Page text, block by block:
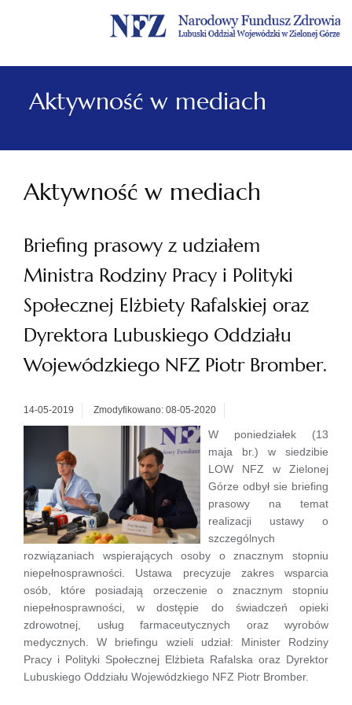
Menu
główne
Menu
lewe
Treść
główna
Szukaj
w
serwisie
Stopka
Aktywność w mediach
Aktywność w mediach
Briefing prasowy z udziałem
Ministra Rodziny Pracy i Polityki
Społecznej Elżbiety Rafalskiej oraz
Dyrektora Lubuskiego Oddziału
Wojewódzkiego NFZ Piotr Bromber.
14-05-2019 Zmodyfikowano: 08-05-2020
W poniedziałek (13
maja br.) w siedzibie
LOW NFZ w Zielonej
Górze odbył sie briefing
prasowy na temat
realizacji ustawy o
szczególnych
rozwiązaniach wspierających osoby o znacznym stopniu
niepełnosprawności. Ustawa precyzuje zakres wsparcia
osób, które posiadają orzeczenie o znacznym stopniu
niepełnosprawności, w dostępie do świadczeń opieki
zdrowotnej, usług farmaceutycznych oraz wyrobów
medycznych. W briefingu wzieli udział: Minister Rodziny
Pracy i Polityki Społecznej Elżbieta Rafalska oraz Dyrektor
Lubuskiego Oddziału Wojewódzkiego NFZ Piotr Bromber.